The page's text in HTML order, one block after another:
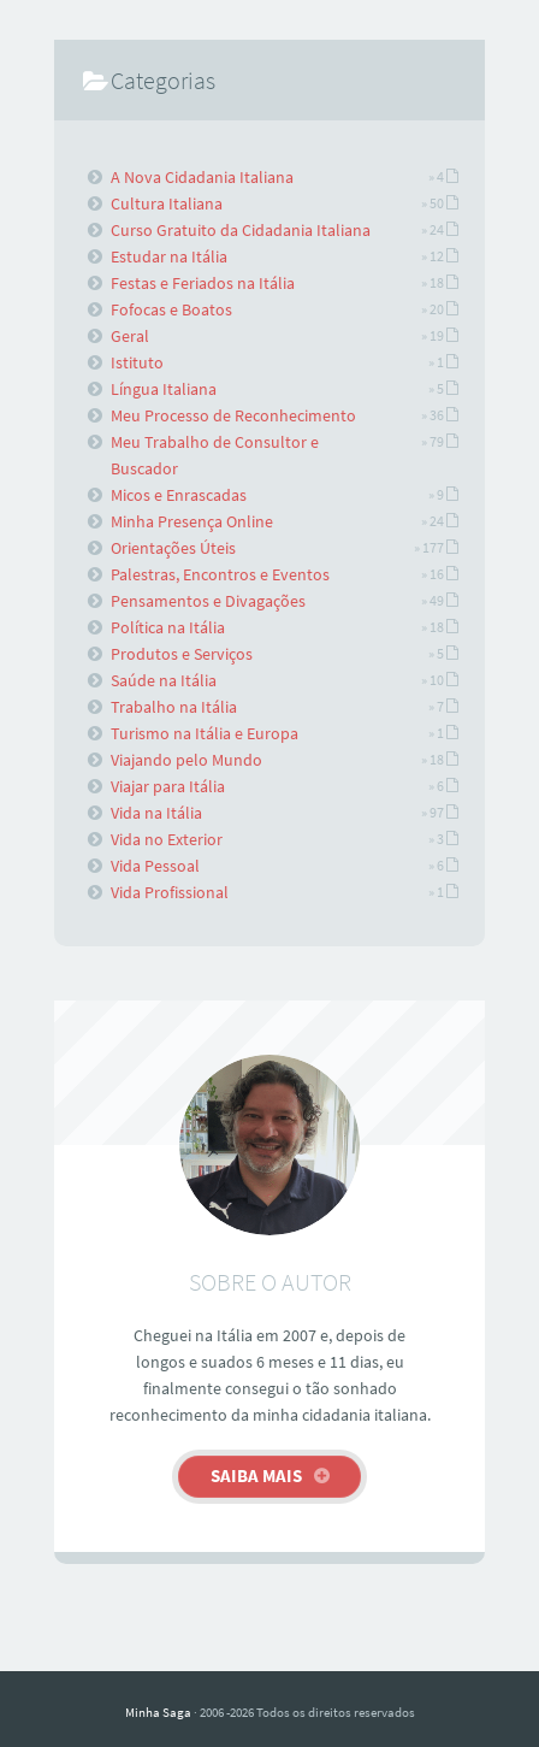
Categorias
A Nova Cidadania Italiana » 4
Cultura Italiana » 50
Curso Gratuito da Cidadania Italiana » 24
Estudar na Itália » 12
Festas e Feriados na Itália » 18
Fofocas e Boatos » 20
Geral » 19
Istituto » 1
Língua Italiana » 5
Meu Processo de Reconhecimento » 36
Meu Trabalho de Consultor e
Buscador
» 79
Micos e Enrascadas » 9
Minha Presença Online » 24
Orientações Úteis » 177
Palestras, Encontros e Eventos » 16
Pensamentos e Divagações » 49
Política na Itália » 18
Produtos e Serviços » 5
Saúde na Itália » 10
Trabalho na Itália » 7
Turismo na Itália e Europa » 1
Viajando pelo Mundo » 18
Viajar para Itália » 6
Vida na Itália » 97
Vida no Exterior » 3
Vida Pessoal » 6
Vida Profissional » 1
SOBRE O AUTOR
Cheguei na Itália em 2007 e, depois de
longos e suados 6 meses e 11 dias, eu
finalmente consegui o tão sonhado
reconhecimento da minha cidadania italiana.
SAIBA MAIS
Minha Saga · 2006 -2026 Todos os direitos reservados